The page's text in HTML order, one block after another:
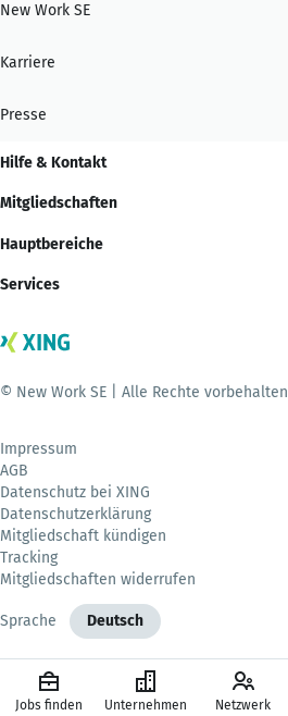
New Work SE
Karriere
Presse
Hilfe & Kontakt
Mitgliedschaften
Hauptbereiche
Services
© New Work SE | Alle Rechte vorbehalten
Impressum
AGB
Datenschutz bei XING
Datenschutzerklärung
Mitgliedschaft kündigen
Tracking
Mitgliedschaften widerrufen
Sprache Deutsch
Jobs finden Unternehmen Netzwerk